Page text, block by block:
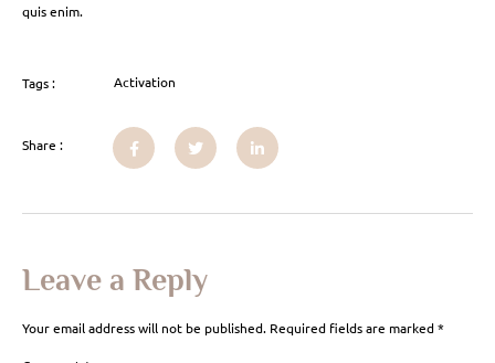
quis enim.
Tags : Activation
Share :
Leave a Reply
Your email address will not be published. Required fields are marked*